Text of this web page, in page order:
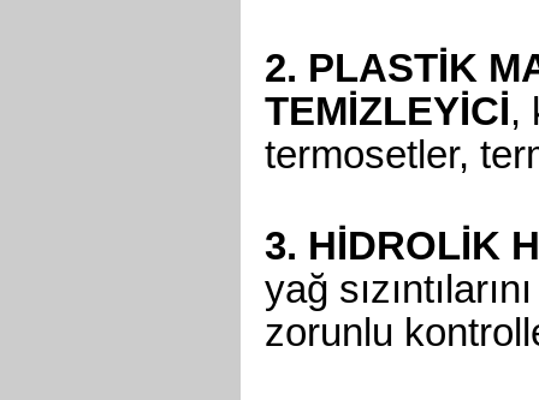
2. PLASTİK
TEMİZLEYİCİ,
termosetler,
3. HİDROLİK
yağ
zorunlu